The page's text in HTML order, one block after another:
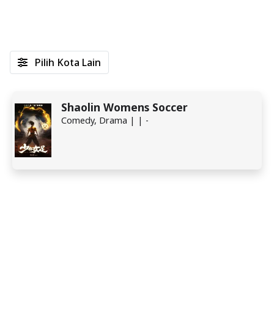
Shaolin Womens Soccer
Comedy, Drama | | -
Pilih Kota Lain